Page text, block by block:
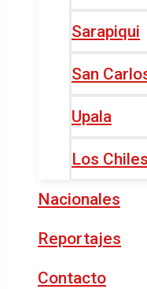
Sarapiqui
San
Upala
Los Chiles
Nacionales
Reportajes
Contacto